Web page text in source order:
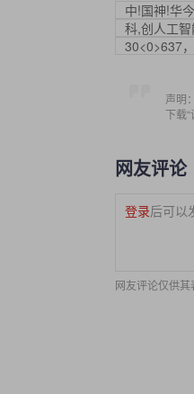
中!国神!华
科,创人工
30<0>637
声明
下载
网友评论
登录后可以
网友评论仅供